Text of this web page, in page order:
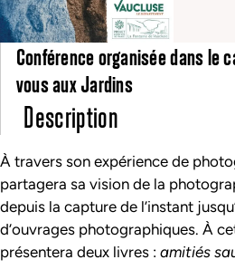
Conférence organisée dans le
vous aux Jardins
Description
À travers son expérience de
partagera sa vision de la
depuis la capture de l’instant
d’ouvrages photographiques. À
présentera deux livres : amitiés